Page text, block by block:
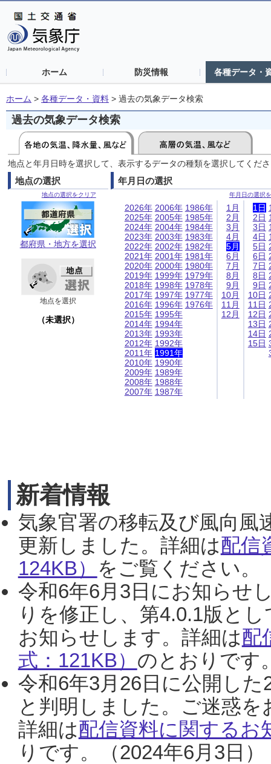
ホーム 防災情報 各種データ・
ホーム > 各種データ・資料 > 過去の気象データ検索
過去の気象データ検索
地点と年月日時を選択して、表示するデータの種類を選択してくだ
地点の選択
地点の選択をクリア
都府県・地方を選択
地点を選択
（未選択）
年月日の選択
年月日の選択
2026年
2025年
2024年
2023年
2022年
2021年
2020年
2019年
2018年
2017年
2016年
2015年
2014年
2013年
2012年
2011年
2010年
2009年
2008年
2007年
2006年
2005年
2004年
2003年
2002年
2001年
2000年
1999年
1998年
1997年
1996年
1995年
1994年
1993年
1992年
1991年
1990年
1989年
1988年
1987年
1986年
1985年
1984年
1983年
1982年
1981年
1980年
1979年
1978年
1977年
1976年
1月
2月
3月
4月
5月
6月
7月
8月
9月
10月
11月
12月
1日
2日
3日
4日
5日
6日
7日
8日
9日
10日
11日
12日
13日
14日
15日
新着情報
気象官署の移転及び風向風
更新しました。詳細は配信
124KB） をご覧ください。
令和6年6月3日にお知らせ
りを修正し、第4.0.1版と
お知らせします。詳細は配
式：121KB） のとおりです
令和6年3月26日に公開し
と判明しました。ご迷惑
詳細は配信資料に関するお
りです。（2024年6月3日）